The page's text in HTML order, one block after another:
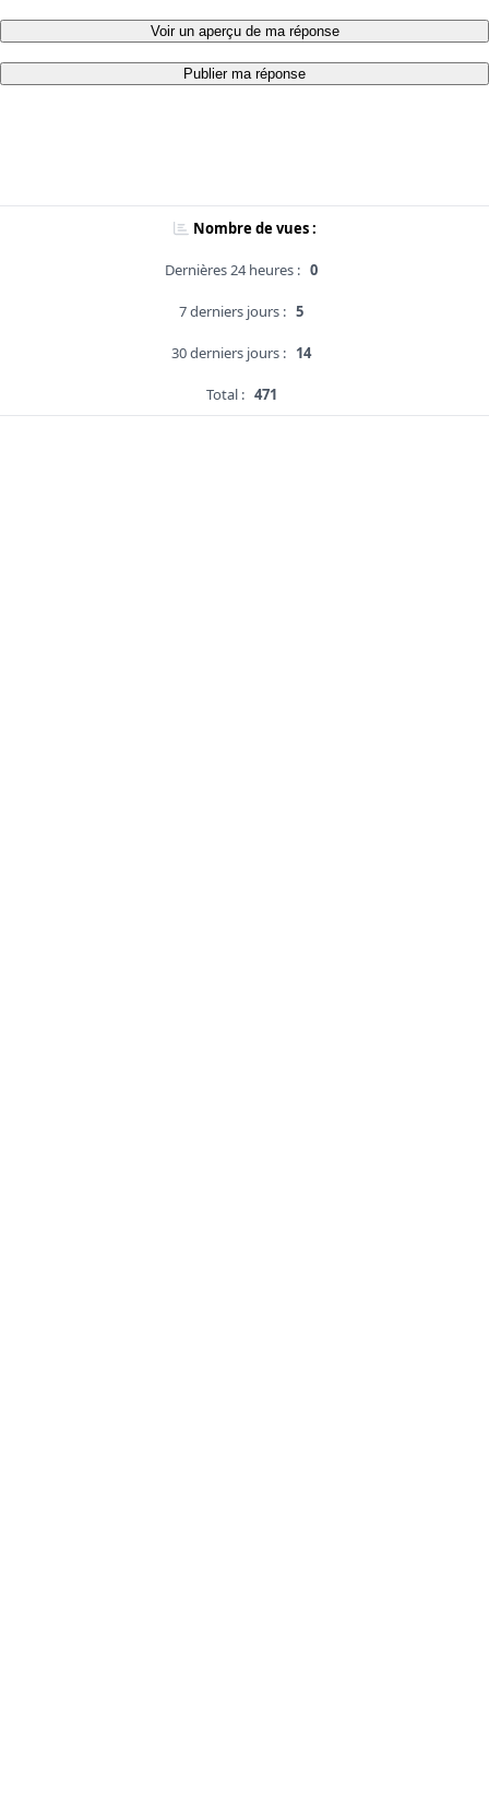
Voir un aperçu de ma réponse
Publier ma réponse
Nombre de vues :
Dernières 24 heures : 0
7 derniers jours : 5
30 derniers jours : 14
Total : 471